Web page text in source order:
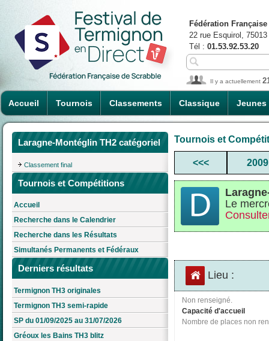
Accueil Tournois Classements Classique Jeunes
Fédération
22 rue Esquirol,
Tél : 01.53.92.53.20
Il y a actuellement
Laragne-Montéglin TH2 catégoriel
Classement final
Tournois et Compétitions
Accueil
Recherche dans le Calendrier
Recherche dans les Résultats
Simultanés Permanents et Fédéraux
Derniers résultats
Termignon TH3 originales
Termignon TH3 semi-rapide
SP du 01/09/2025 au 31/07/2026
Gréoux les Bains TH3 blitz
Tournois et
<<< 2009
Le
Lieu :
Non renseigné.
Capacité d'accueil
Nombre de places non